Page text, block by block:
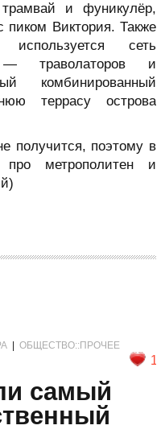
и фуникулёр,
Виктория. Также
сеть
— траволаторов и
комбинированный
террасу острова
получится, поэтому в
метрополитен и
|ОБЩЕСТВО::ПРОЧЕЕ
1
самый